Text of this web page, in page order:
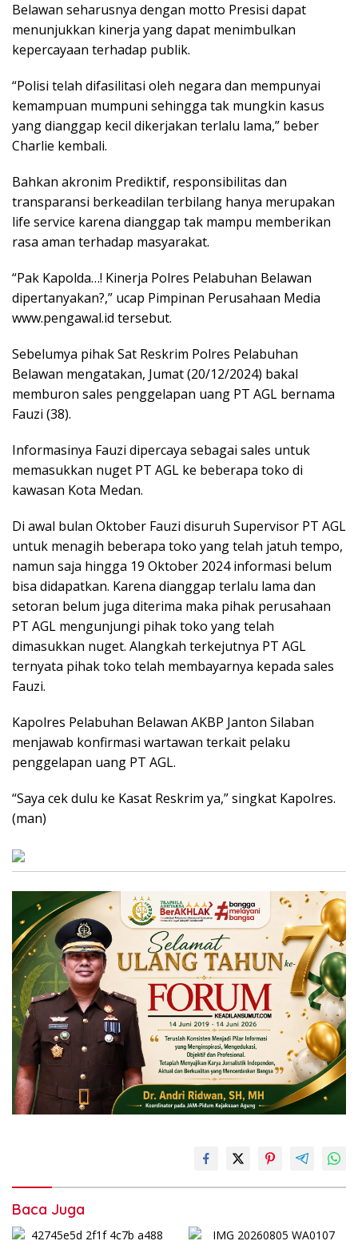
Belawan seharusnya dengan motto Presisi dapat
menunjukkan kinerja yang dapat menimbulkan
kepercayaan terhadap publik.
“Polisi telah difasilitasi oleh negara dan mempunyai
kemampuan mumpuni sehingga tak mungkin kasus
yang dianggap kecil dikerjakan terlalu lama,” beber
Charlie kembali.
Bahkan akronim Prediktif, responsibilitas dan
transparansi berkeadilan terbilang hanya merupakan
life service karena dianggap tak mampu memberikan
rasa aman terhadap masyarakat.
“Pak Kapolda…! Kinerja Polres Pelabuhan Belawan
dipertanyakan?,” ucap Pimpinan Perusahaan Media
www.pengawal.id tersebut.
Sebelumya pihak Sat Reskrim Polres Pelabuhan
Belawan mengatakan, Jumat (20/12/2024) bakal
memburon sales penggelapan uang PT AGL bernama
Fauzi (38).
Informasinya Fauzi dipercaya sebagai sales untuk
memasukkan nuget PT AGL ke beberapa toko di
kawasan Kota Medan.
Di awal bulan Oktober Fauzi disuruh Supervisor PT AGL
untuk menagih beberapa toko yang telah jatuh tempo,
namun saja hingga 19 Oktober 2024 informasi belum
bisa didapatkan. Karena dianggap terlalu lama dan
setoran belum juga diterima maka pihak perusahaan
PT AGL mengunjungi pihak toko yang telah
dimasukkan nuget. Alangkah terkejutnya PT AGL
ternyata pihak toko telah membayarnya kepada sales
Fauzi.
Kapolres Pelabuhan Belawan AKBP Janton Silaban
menjawab konfirmasi wartawan terkait pelaku
penggelapan uang PT AGL.
“Saya cek dulu ke Kasat Reskrim ya,” singkat Kapolres.
(man)
Baca Juga